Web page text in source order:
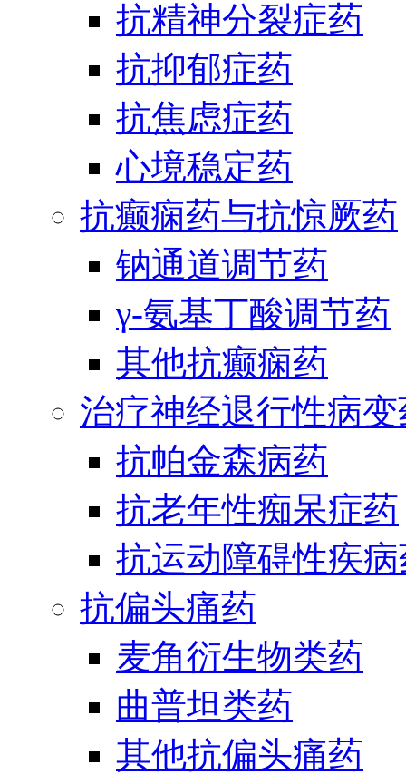
抗精神分裂症药
抗抑郁症药
抗焦虑症药
心境稳定药
抗癫痫药与抗惊厥药
钠通道调节药
γ-氨基丁酸调节药
其他抗癫痫药
治疗神经退行性病
抗帕金森病药
抗老年性痴呆症药
抗运动障碍性疾
抗偏头痛药
麦角衍生物类药
曲普坦类药
其他抗偏头痛药